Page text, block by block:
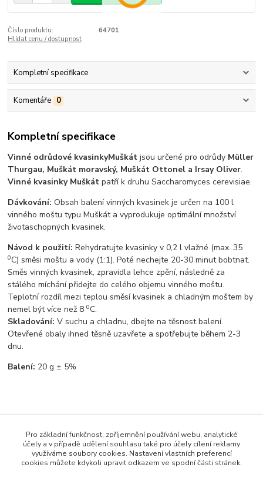
Číslo produktu:
64701
Hlídat cenu / dostupnost
Kompletní specifikace
Komentáře 0
Kompletní specifikace
Vinné odrůdové kvasinkyMuškát jsou určené pro odrůdy Müller
Thurgau, Muškát moravský, Muškát Ottonel a Irsay Oliver.
Vinné kvasinky Muškát patří k druhu Saccharomyces cerevisiae.
Dávkování:Obsah balení vinných kvasinek je určen na 100 l
vinného moštu typu Muškát a vyprodukuje optimální množství
životaschopných kvasinek.
Návod k použití:Rehydratujte kvasinky v 0,2 l vlažné (max. 35
0C) směsi moštu a vody (1:1). Poté nechejte 20-30 minut bobtnat.
Směs vinných kvasinek, zpravidla lehce zpění, následně za
stálého míchání přidejte do celého objemu vinného moštu.
Teplotní rozdíl mezi teplou směsí kvasinek a chladným moštem by
nemel být více než 80C.
Skladování:V suchu a chladnu, dbejte na těsnost balení.
Otevřené obaly ihned těsně uzavřete a spotřebujte během 2-3
dnu.
Balení: 20 g ± 5%
Zboží zařazeno v kategoriích
Vinařské potřeby
Pro základní funkčnost, zpříjemnění používání webu, analytické
účely a v případě udělení souhlasu také pro účely cílení reklamy
využíváme soubory cookies. Nastavení vlastních preferencí
cookies můžete kdykoli upravit odkazem ve spodní části stránek.